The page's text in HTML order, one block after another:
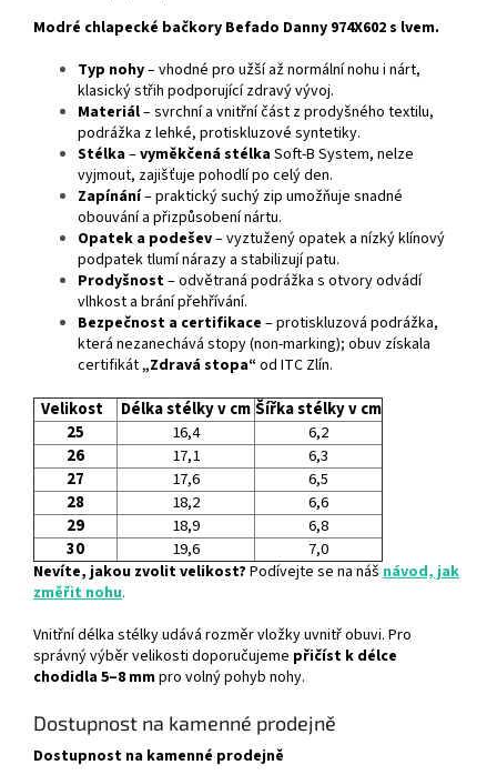
Modré chlapecké bačkory Befado Danny 974X602 s lvem.
Typ nohy– vhodné pro užší až normální nohu i nárt,
klasický střih podporující zdravý vývoj.
Materiál– svrchní a vnitřní část z prodyšného textilu,
podrážka z lehké, protiskluzové syntetiky.
Stélka–vyměkčená stélkaSoft‑B System, nelze
vyjmout, zajišťuje pohodlí po celý den.
Zapínání– praktický suchý zip umožňuje snadné
obouvání a přizpůsobení nártu.
Opatek a podešev– vyztužený opatek a nízký klínový
podpatek tlumí nárazy a stabilizují patu.
Prodyšnost– odvětraná podrážka s otvory odvádí
vlhkost a brání přehřívání.
Bezpečnost a certifikace – protiskluzová podrážka,
která nezanechává stopy (non-marking); obuv získala
certifikát„Zdravá stopa“ od ITC Zlín.
Velikost Délka stélky v cmŠířka stélky v cm
25
16,4
6,2
26
17,1
6,3
27
17,6
6,5
28
18,2
6,6
29
18,9
6,8
30
19,6 7,0
Nevíte, jakou zvolit velikost? Podívejte se na náš návod, jak
změřit nohu.
Vnitřní délka stélky udává rozměr vložky uvnitř obuvi. Pro
správný výběr velikosti doporučujeme přičíst k délce
chodidla 5–8 mmpro volný pohyb nohy.
Dostupnost na kamenné prodejně
Dostupnost na kamenné prodejně